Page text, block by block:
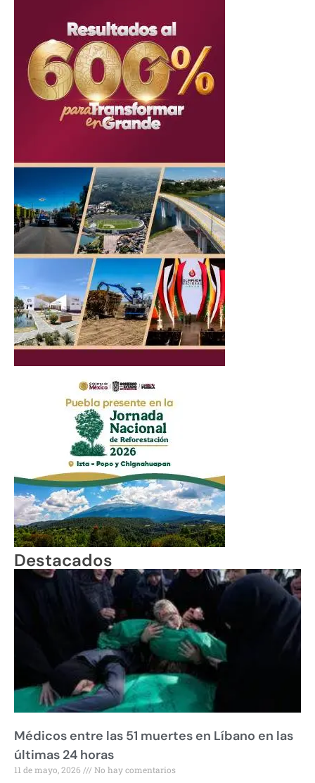
Destacados
Médicos entre las 51 muertes en Líbano en las
últimas 24 horas
11 de mayo, 2026 No hay comentarios